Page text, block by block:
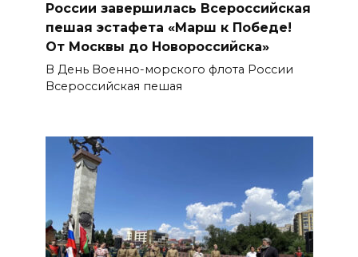
России завершилась Всероссийская
пешая эстафета «Марш к Победе!
От Москвы до Новороссийска»
В День Военно-морского флота России
Всероссийская пешая